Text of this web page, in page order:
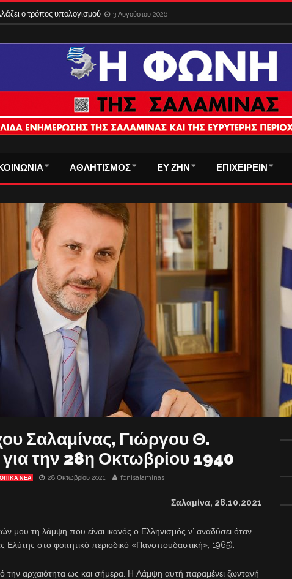
ο τρόπος υπολογισμού 3 Αυγούστου 2026
ΑΘΛΗΤΙΣΜΟΣ ΕΥ ΖΗΝ ΕΠΙΧΕΙΡΕΙΝ
Σαλαμίνας, Γιώργου Θ.
την 28η Οκτωβρίου 1940
ΝΕΑ 28 Οκτωβρίου 2021 fonisalaminas
Σαλαμίνα, 28.10.2021
μου τη λάμψη που είναι ικανός ο Ελληνισμός ν’ αναδύσει όταν
Ελύτης στο φοιτητικό περιοδικό «Πανσπουδαστική», 1965).
αρχαιότητα ως και σήμερα. Η Λάμψη αυτή παραμένει ζωντανή.